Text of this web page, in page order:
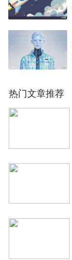
热门文章推荐